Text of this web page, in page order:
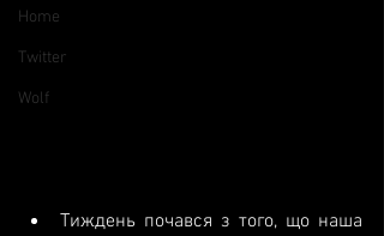
Home
Twitter
Wolf
Тиждень почався з того, що наша